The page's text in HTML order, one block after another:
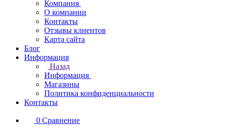
Компания
О компании
Контакты
Отзывы клиентов
Карта сайта
Блог
Информация
Назад
Информация
Магазины
Политика конфиденциальности
Контакты
0 Сравнение